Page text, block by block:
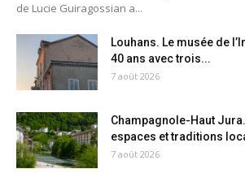
de Lucie Guiragossian a...
Louhans. Le musée de
40 ans avec trois...
7 août 2026
Champagnole-Haut
espaces et traditions
7 août 2026